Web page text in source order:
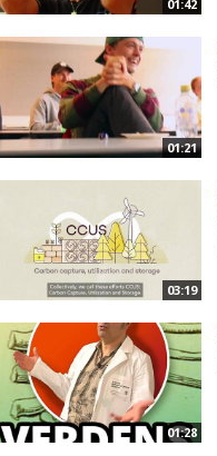
01:42
01:21
03:19
01:28